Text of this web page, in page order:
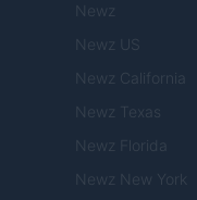
Newz
Newz US
Newz California
Newz Texas
Newz Florida
Newz New York